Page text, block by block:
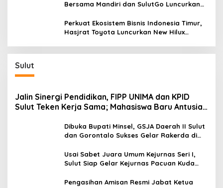
Bersama Mandiri dan SulutGo Luncurkan
Kepulauan
Perkuat Ekosistem Bisnis Indonesia Timur,
Hasjrat Toyota Luncurkan New Hilux
Sulut
Jalin Sinergi Pendidikan, FIPP UNIMA dan KPID
Sulut Teken Kerja Sama; Mahasiswa Baru Antusias
Dibuka Bupati Minsel, GSJA Daerah II Sulut
dan Gorontalo Sukses Gelar Rakerda di
Usai Sabet Juara Umum Kejurnas Seri I,
Sulut Siap Gelar Kejurnas Pacuan Kuda
Pengasihan Amisan Resmi Jabat Ketua